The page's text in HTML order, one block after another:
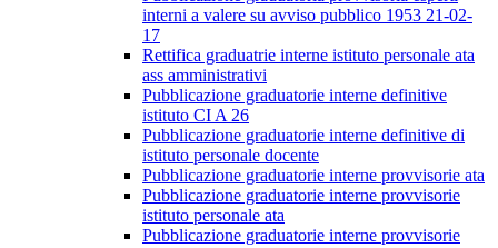
interni a valere su avviso pubblico 1953 21-02-
17
Rettifica graduatrie interne istituto personale ata
ass amministrativi
Pubblicazione graduatorie interne definitive
istituto CI A 26
Pubblicazione graduatorie interne definitive di
istituto personale docente
Pubblicazione graduatorie interne provvisorie ata
Pubblicazione graduatorie interne provvisorie
istituto personale ata
Pubblicazione graduatorie interne provvisorie